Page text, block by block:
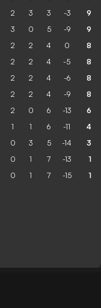
2 3 3 -3 9
3 0 5 -9 9
2 2 4 0 8
2 2 4 -5 8
2 2 4 -6 8
2 2 4 -9 8
2 0 6 -13 6
1 1 6 -11 4
0 3 5 -14 3
0 1 7 -13 1
0 1 7 -15 1